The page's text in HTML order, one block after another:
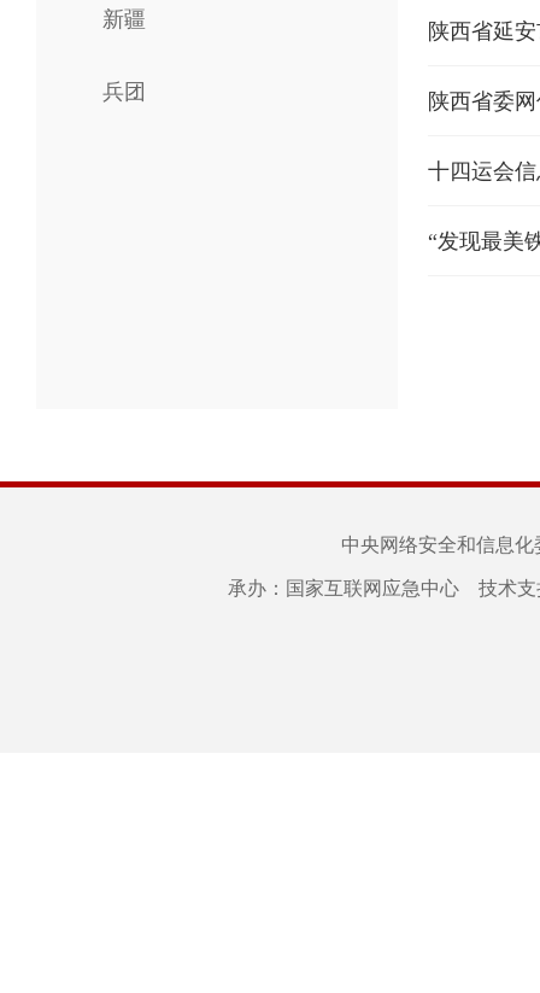
新疆
兵团
陕西省延
陕西省委
十四运会
“发现最美
中央网络安全和信息
承办：国家互联网应急中心 技术